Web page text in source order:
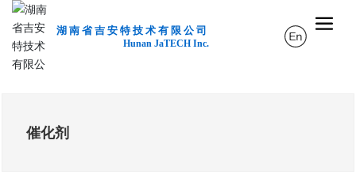
湖南省吉安特技术有限公司
Hunan JaTECH Inc.
催化剂